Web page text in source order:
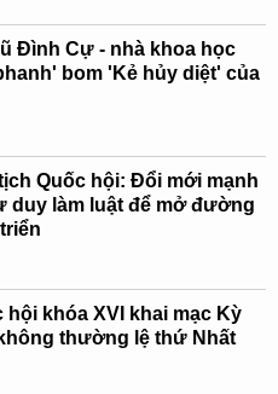
Đình Cự - nhà khoa học
bom 'Kẻ hủy diệt' của
Quốc hội: Đổi mới mạnh
duy làm luật để mở đường
hội khóa XVI khai mạc Kỳ
thường lệ thứ Nhất